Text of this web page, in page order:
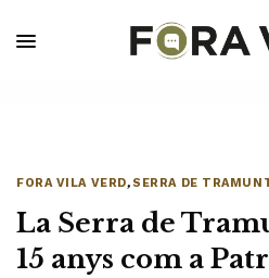
FORA VILA VERD,SERRA DE
La Serra de
15 anys com a